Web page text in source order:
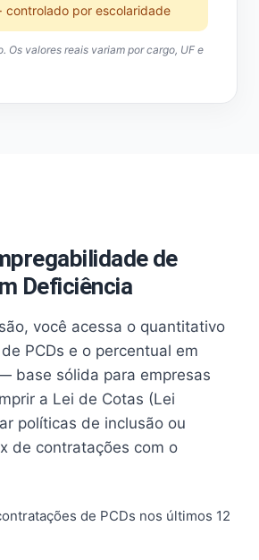
· controlado por escolaridade
Os valores reais variam por cargo, UF e
de
Deficiência
você acessa o quantitativo
PCDs e o percentual em
base sólida para empresas
a Lei de Cotas (Lei
políticas de inclusão ou
de contratações com o
de PCDs nos últimos 12